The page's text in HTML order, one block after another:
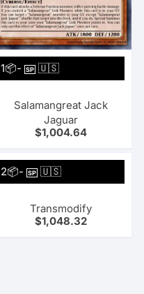
1📦-SP 🇺🇸
Salamangreat Jack
Jaguar
$1,004.64
2📦-SP 🇺🇸
Transmodify
$1,048.32